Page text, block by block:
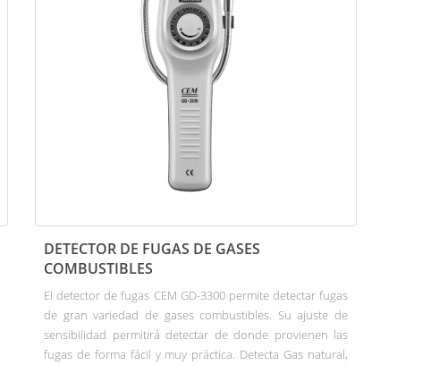
DETECTOR DE FUGAS DE GASES
COMBUSTIBLES
El detector de fugas CEM GD-3300 permite detectar fugas
de gran variedad de gases combustibles. Su ajuste de
sensibilidad permitirá detectar de donde provienen las
fugas de forma fácil y muy práctica. Detecta Gas natural,